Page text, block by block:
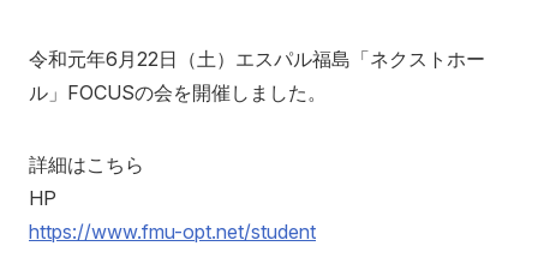
会員専用
En/Ch
講座へのお問合せ
令和元年6月22日（土）エスパル福島「ネクストホー
ル」FOCUSの会を開催しました。
詳細はこちら
HP
https://www.fmu-opt.net/student